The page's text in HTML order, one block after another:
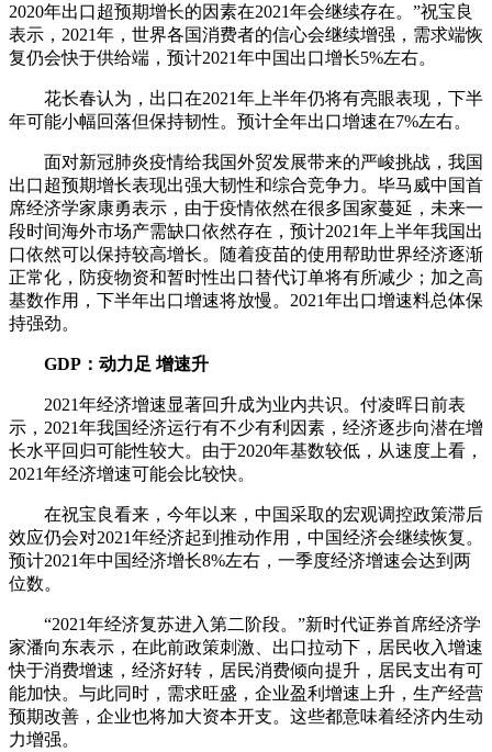
2020年出口超预期增长的因素在2021年会继续存在。”祝宝良
表示，2021年，世界各国消费者的信心会继续增强，需求端恢
复仍会快于供给端，预计2021年中国出口增长5%左右。
花长春认为，出口在2021年上半年仍将有亮眼表现，下半
年可能小幅回落但保持韧性。预计全年出口增速在7%左右。
面对新冠肺炎疫情给我国外贸发展带来的严峻挑战，我国
出口超预期增长表现出强大韧性和综合竞争力。毕马威中国首
席经济学家康勇表示，由于疫情依然在很多国家蔓延，未来一
段时间海外市场产需缺口依然存在，预计2021年上半年我国出
口依然可以保持较高增长。随着疫苗的使用帮助世界经济逐渐
正常化，防疫物资和暂时性出口替代订单将有所减少；加之高
基数作用，下半年出口增速将放慢。2021年出口增速料总体保
持强劲。
GDP：动力足 增速升
2021年经济增速显著回升成为业内共识。付凌晖日前表
示，2021年我国经济运行有不少有利因素，经济逐步向潜在增
长水平回归可能性较大。由于2020年基数较低，从速度上看，
2021年经济增速可能会比较快。
在祝宝良看来，今年以来，中国采取的宏观调控政策滞后
效应仍会对2021年经济起到推动作用，中国经济会继续恢复。
预计2021年中国经济增长8%左右，一季度经济增速会达到两
位数。
“2021年经济复苏进入第二阶段。”新时代证券首席经济学
家潘向东表示，在此前政策刺激、出口拉动下，居民收入增速
快于消费增速，经济好转，居民消费倾向提升，居民支出有可
能加快。与此同时，需求旺盛，企业盈利增速上升，生产经营
预期改善，企业也将加大资本开支。这些都意味着经济内生动
力增强。